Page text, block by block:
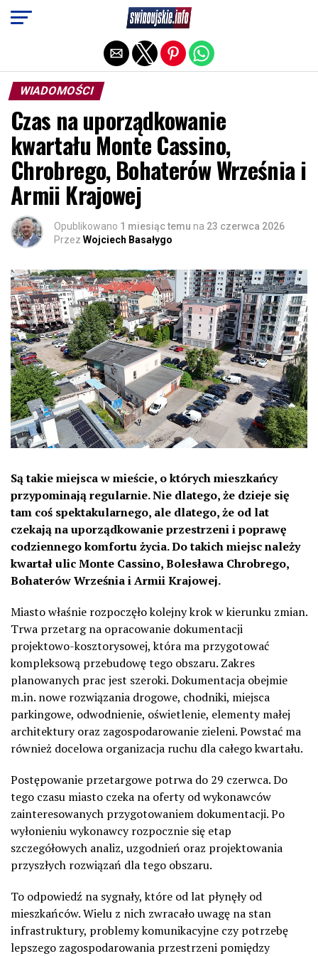
WIADOMOŚCI
Czas na uporządkowanie
kwartału Monte Cassino,
Chrobrego, Bohaterów Września i
Armii Krajowej
Opublikowano 1 miesiąc temu na 23 czerwca 2026
Przez Wojciech Basałygo
Są takie miejsca w mieście, o których mieszkańcy
przypominają regularnie. Nie dlatego, że dzieje się
tam coś spektakularnego, ale dlatego, że od lat
czekają na uporządkowanie przestrzeni i poprawę
codziennego komfortu życia. Do takich miejsc należy
kwartał ulic Monte Cassino, Bolesława Chrobrego,
Bohaterów Września i Armii Krajowej.
Miasto właśnie rozpoczęło kolejny krok w kierunku zmian.
Trwa przetarg na opracowanie dokumentacji
projektowo-kosztorysowej, która ma przygotować
kompleksową przebudowę tego obszaru. Zakres
planowanych prac jest szeroki. Dokumentacja obejmie
m.in. nowe rozwiązania drogowe, chodniki, miejsca
parkingowe, odwodnienie, oświetlenie, elementy małej
architektury oraz zagospodarowanie zieleni. Powstać ma
również docelowa organizacja ruchu dla całego kwartału.
Postępowanie przetargowe potrwa do 29 czerwca. Do
tego czasu miasto czeka na oferty od wykonawców
zainteresowanych przygotowaniem dokumentacji. Po
wyłonieniu wykonawcy rozpocznie się etap
szczegółowych analiz, uzgodnień oraz projektowania
przyszłych rozwiązań dla tego obszaru.
To odpowiedź na sygnały, które od lat płynęły od
mieszkańców. Wielu z nich zwracało uwagę na stan
infrastruktury, problemy komunikacyjne czy potrzebę
lepszego zagospodarowania przestrzeni pomiędzy
Exit mobile version